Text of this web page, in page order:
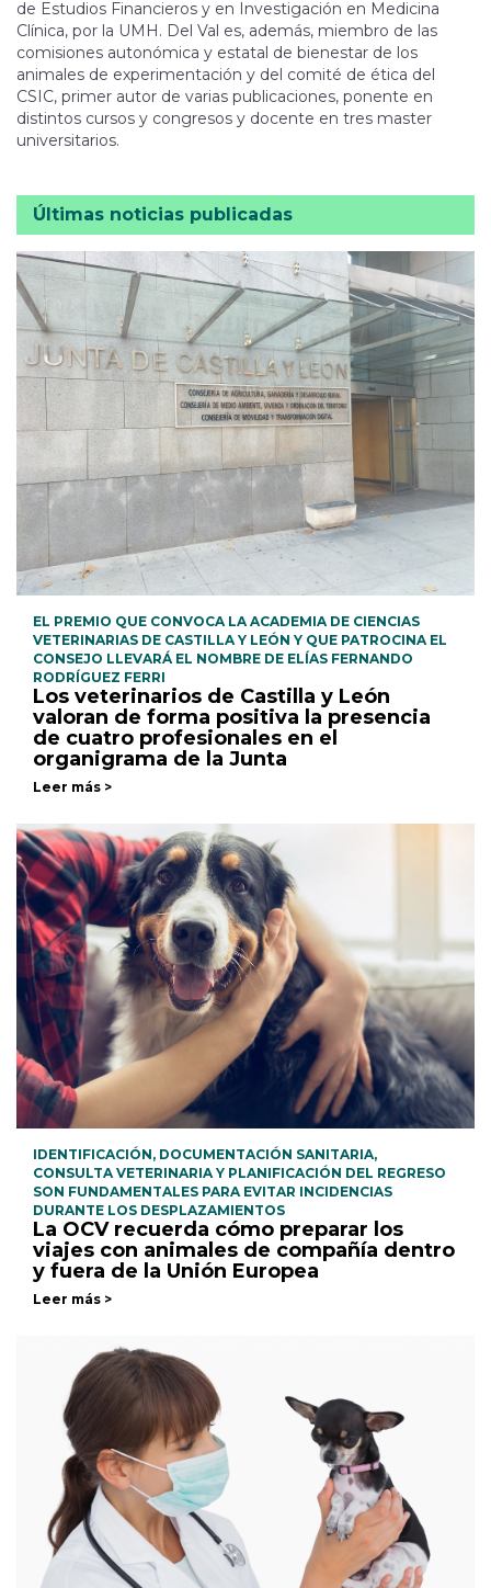
de Estudios Financieros y en Investigación en Medicina
Clínica, por la UMH. Del Val es, además, miembro de las
comisiones autonómica y estatal de bienestar de los
animales de experimentación y del comité de ética del
CSIC, primer autor de varias publicaciones, ponente en
distintos cursos y congresos y docente en tres master
universitarios.
Últimas noticias publicadas
EL PREMIO QUE CONVOCA LA ACADEMIA DE CIENCIAS
VETERINARIAS DE CASTILLA Y LEÓN Y QUE PATROCINA EL
CONSEJO LLEVARÁ EL NOMBRE DE ELÍAS FERNANDO
RODRÍGUEZ FERRI
Los veterinarios de Castilla y León
valoran de forma positiva la presencia
de cuatro profesionales en el
organigrama de la Junta
Leer más >
IDENTIFICACIÓN, DOCUMENTACIÓN SANITARIA,
CONSULTA VETERINARIA Y PLANIFICACIÓN DEL REGRESO
SON FUNDAMENTALES PARA EVITAR INCIDENCIAS
DURANTE LOS DESPLAZAMIENTOS
La OCV recuerda cómo preparar los
viajes con animales de compañía dentro
y fuera de la Unión Europea
Leer más >